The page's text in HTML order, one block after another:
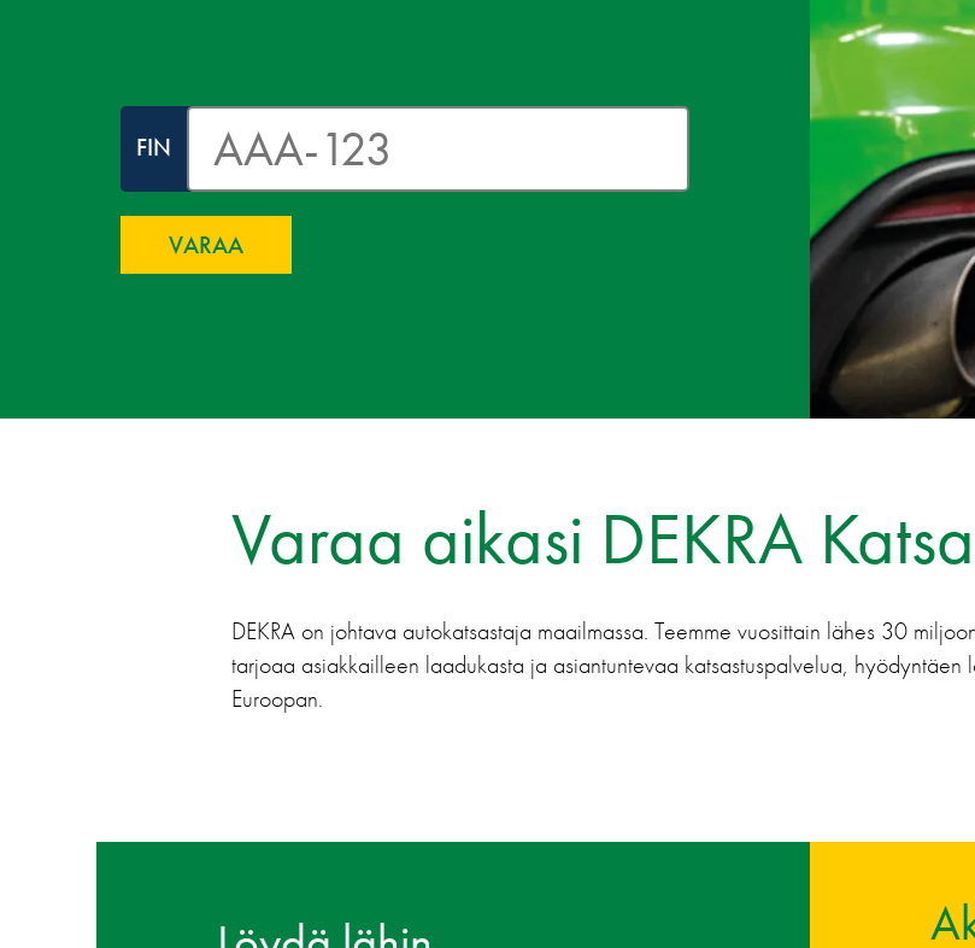
FIN
Varaa aikasi DEKRA
DEKRA on johtava autokatsastaja maailmassa. Teemme vuosittain lähes 30
tarjoaa asiakkailleen laadukasta ja asiantuntevaa katsastuspalvelua, hyödyntäen
Euroopan.